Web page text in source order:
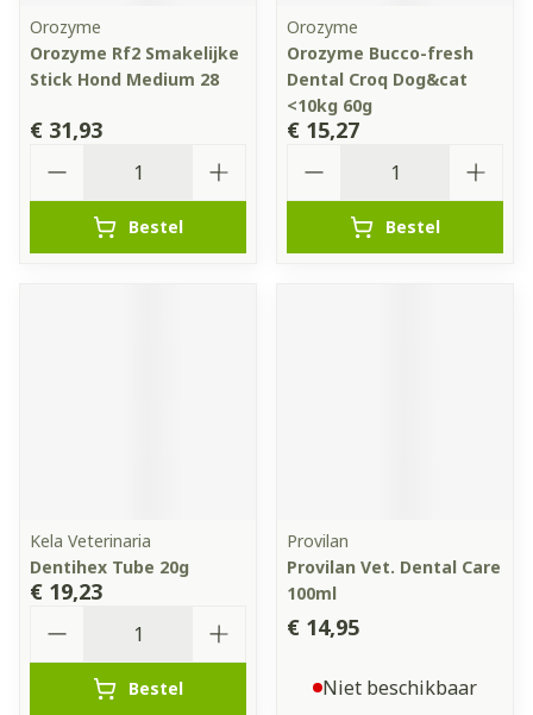
Orozyme
Orozyme Rf2 Smakelijke
Stick Hond Medium 28
€ 31,93
Bestel
Orozyme
Orozyme Bucco-fresh
Dental Croq Dog&cat
<10kg 60g
€ 15,27
Bestel
Kela Veterinaria
Dentihex Tube 20g
€ 19,23
Bestel
Provilan
Provilan Vet. Dental Care
100ml
€ 14,95
Niet beschikbaar